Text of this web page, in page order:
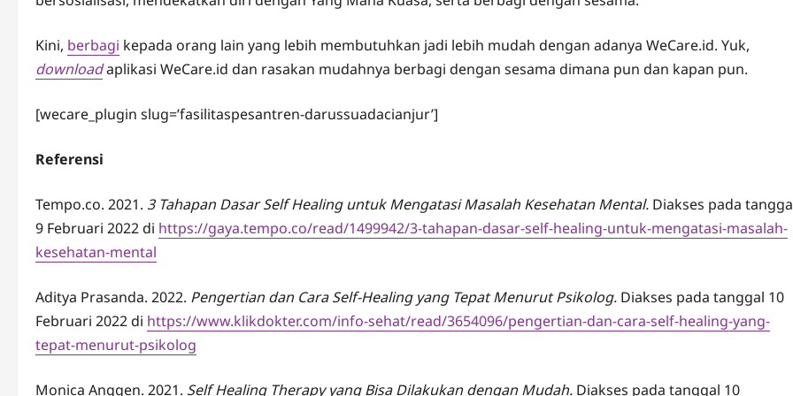
Kini, berbagi kepada orang lain yang lebih membutuhkan jadi lebih mudah dengan adanya WeCare.id. Yuk,
downloadaplikasi WeCare.id dan rasakan mudahnya berbagi dengan sesama dimana pun dan kapan pun.
[wecare_plugin slug=’fasilitaspesantren-darussuadacianjur’]
Referensi
Tempo.co. 2021. 3 Tahapan Dasar Self Healing untuk Mengatasi Masalah Kesehatan Mental. Diakses pada
9 Februari 2022 di https://gaya.tempo.co/read/1499942/3-tahapan-dasar-self-healing-untuk-mengatasi-masalah-
kesehatan-mental
Aditya Prasanda. 2022. Pengertian dan Cara Self-Healing yang Tepat Menurut Psikolog. Diakses pada tanggal 10
Februari 2022 di https://www.klikdokter.com/info-sehat/read/3654096/pengertian-dan-cara-self-healing-yang-
tepat-menurut-psikolog
Monica Anggen. 2021. Self Healing Therapy yang Bisa Dilakukan dengan Mudah. Diakses pada tanggal 10